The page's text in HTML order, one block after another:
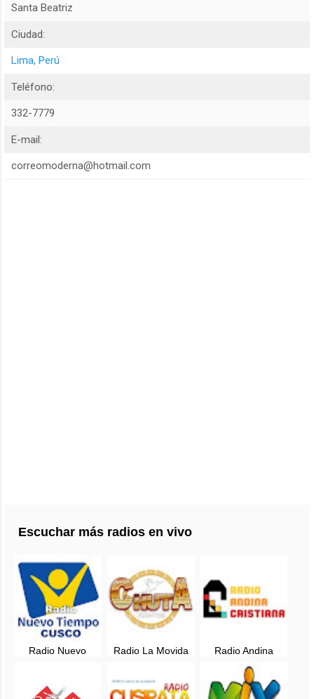
Santa Beatriz
Ciudad:
Lima, Perú
Teléfono:
332-7779
E-mail:
correomoderna@hotmail.com
Escuchar más radios en vivo
Radio Nuevo
Radio La Movida
Radio Andina
Canas, Cusco